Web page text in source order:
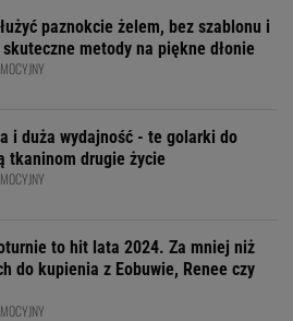
paznokcie żelem, bez szablonu i
metody na piękne dłonie
i duża wydajność - te golarki do
tkaninom drugie życie
to hit lata 2024. Za mniej niż
do kupienia z Eobuwie, Renee czy